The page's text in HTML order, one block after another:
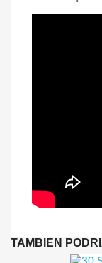
TAMBIÉN